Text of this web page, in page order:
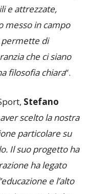
e attrezzate,
messo in campo
di
che ci siano
filosofia chiara“.
Stefano
scelto la nostra
particolare su
Il suo progetto ha
ha legato
e l’alto